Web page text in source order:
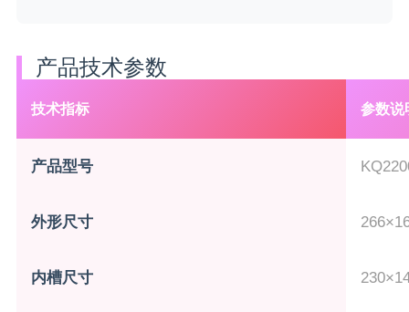
产品技术参数
技术指标 参数说
产品型号
外形尺寸
内槽尺寸